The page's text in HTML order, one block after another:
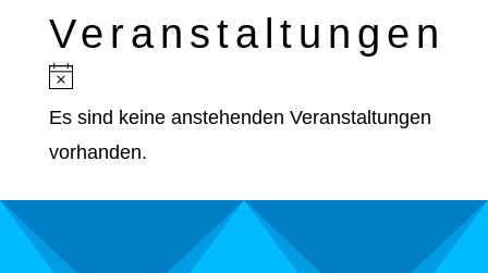
Veranstaltungen
Hinweis
Es sind keine anstehenden Veranstaltungen
vorhanden.